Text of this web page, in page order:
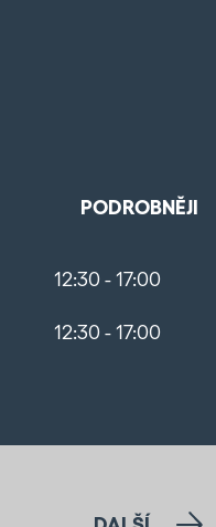
PODROBNĚJI
12:30 - 17:00
12:30 - 17:00